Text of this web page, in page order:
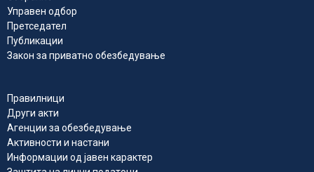
Управен одбор
Претседател
Публикации
Закон за приватно обезбедување
Правилници
Други акти
Агенции за обезбедување
Активности и настани
Информации од јавен карактер